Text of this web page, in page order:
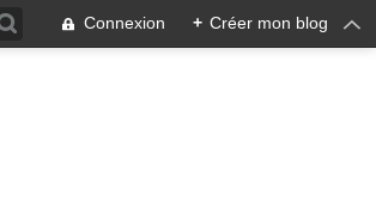
Connexion + Créer mon blog